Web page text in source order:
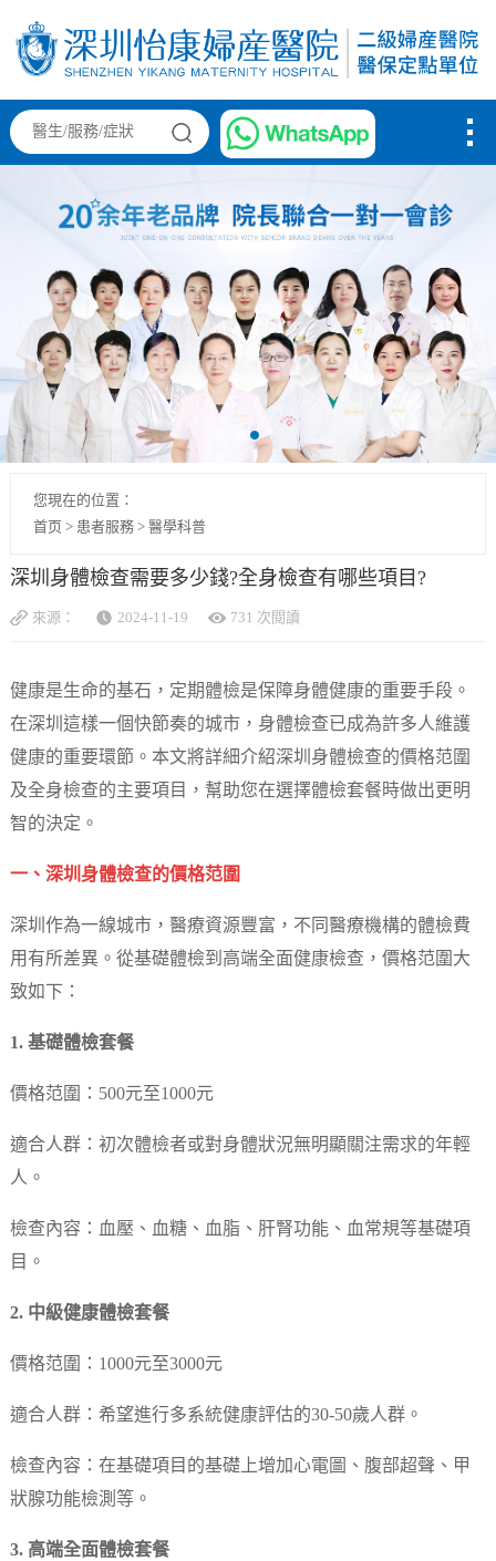
您現在的位置：
首页 > 患者服務> 醫學科普
深圳身體檢查需要多少錢?全身檢查有哪些項目?
來源： 2024-11-19 731 次閱讀
健康是生命的基石，定期體檢是保障身體健康的重要手段。
在深圳這樣一個快節奏的城市，身體檢查已成為許多人維護
健康的重要環節。本文將詳細介紹深圳身體檢查的價格范圍
及全身檢查的主要項目，幫助您在選擇體檢套餐時做出更明
智的決定。
一、深圳身體檢查的價格范圍
深圳作為一線城市，醫療資源豐富，不同醫療機構的體檢費
用有所差異。從基礎體檢到高端全面健康檢查，價格范圍大
致如下：
1. 基礎體檢套餐
價格范圍：500元至1000元
適合人群：初次體檢者或對身體狀況無明顯關注需求的年輕
人。
檢查內容：血壓、血糖、血脂、肝腎功能、血常規等基礎項
目。
2. 中級健康體檢套餐
價格范圍：1000元至3000元
適合人群：希望進行多系統健康評估的30-50歲人群。
檢查內容：在基礎項目的基礎上增加心電圖、腹部超聲、甲
狀腺功能檢測等。
3. 高端全面體檢套餐